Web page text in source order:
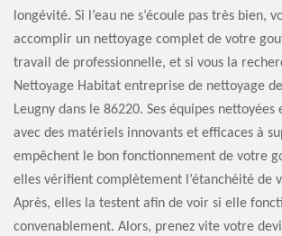
longévité. Si l’eau ne s’écoule pas très bien,
accomplir un nettoyage complet de votre
travail de professionnelle, et si vous la
Nettoyage Habitat entreprise de nettoyage
Leugny dans le 86220. Ses équipes
avec des matériels innovants et efficaces à
empêchent le bon fonctionnement de votre
elles vérifient complètement l’étanchéité de
Après, elles la testent afin de voir si elle
convenablement. Alors, prenez vite votre